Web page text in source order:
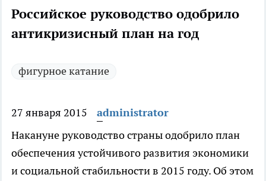
Российское руководство одобрило
антикризисный план на год
фигурное катание
27 января 2015
administrator
Накануне руководство страны одобрило план
обеспечения устойчивого развития экономики
и социальной стабильности в 2015 году. Об этом